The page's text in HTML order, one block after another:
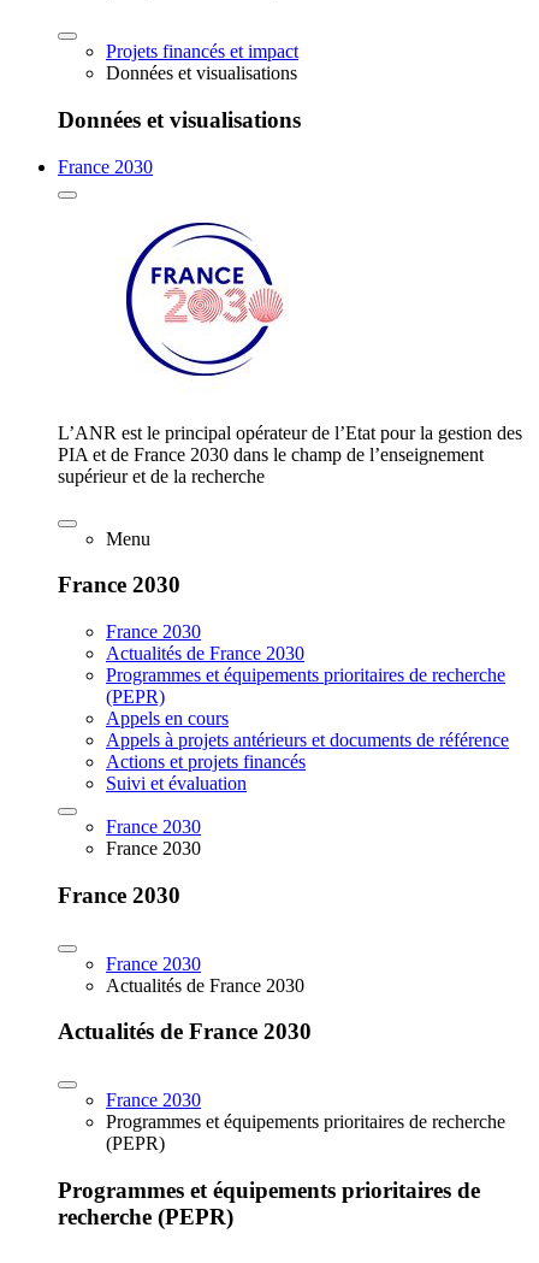
Projets financés et impact
Données et visualisations
Données et visualisations
France 2030
L’ANR est le principal opérateur de l’Etat pour la gestion des
PIA et de France 2030 dans le champ de l’enseignement
supérieur et de la recherche
Menu
France 2030
France 2030
Actualités de France 2030
Programmes et équipements prioritaires de recherche
(PEPR)
Appels en cours
Appels à projets antérieurs et documents de référence
Actions et projets financés
Suivi et évaluation
France 2030
France 2030
France 2030
France 2030
Actualités de France 2030
Actualités de France 2030
France 2030
Programmes et équipements prioritaires de recherche
(PEPR)
Programmes et équipements prioritaires de
recherche (PEPR)